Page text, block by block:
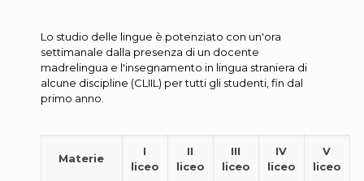
Lo studio delle lingue è potenziato con un'ora
settimanale dalla presenza di un docente
madrelingua e l'insegnamento in lingua straniera di
alcune discipline (CLIIL) per tutti gli studenti, fin dal
primo anno.
Materie
I
liceo
II
liceo
III
liceo
IV
liceo
V
liceo